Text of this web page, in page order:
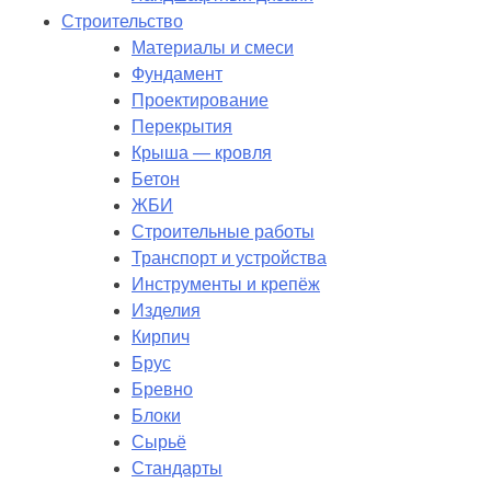
Строительство
Материалы и смеси
Фундамент
Проектирование
Перекрытия
Крыша — кровля
Бетон
ЖБИ
Строительные работы
Транспорт и устройства
Инструменты и крепёж
Изделия
Кирпич
Брус
Бревно
Блоки
Сырьё
Стандарты